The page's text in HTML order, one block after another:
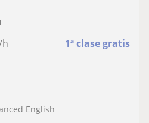
1ª clase gratis
English